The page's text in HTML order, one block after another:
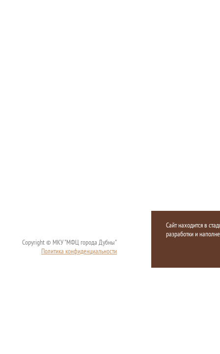
Copyright © МКУ "МФЦ города Дубны"
Политика конфиденциальности
Сайт находится в
разработки и